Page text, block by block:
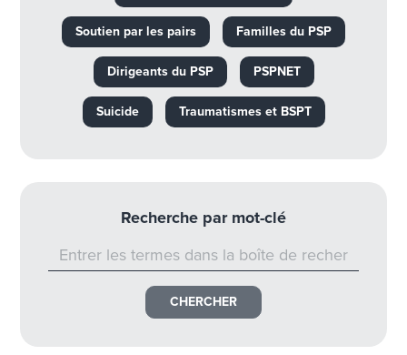
Soutien par les pairs Familles du PSP
Dirigeants du PSP PSPNET
Suicide Traumatismes et BSPT
Recherche par mot-clé